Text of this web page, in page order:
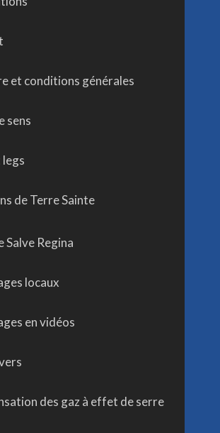
et conditions générales
sens
legs
de Terre Sainte
Salve Regina
locaux
en vidéos
des gaz à effet de serre